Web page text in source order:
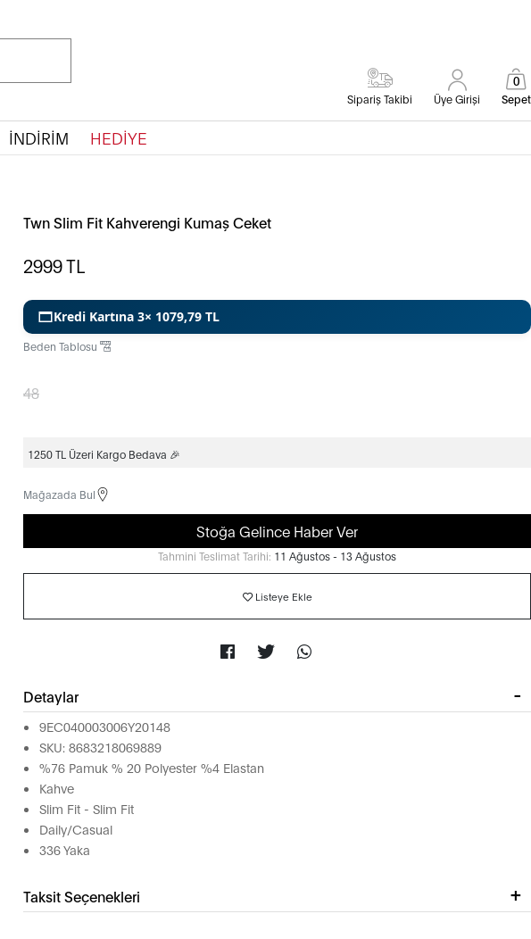
Sipariş Takibi Üye Girişi Sepet
0
İNDİRİM HEDİYE
Twn Slim Fit Kahverengi Kumaş Ceket
2999TL
Kredi Kartına 3× 1079,79 TL
Beden Tablosu
48
1250 TL Üzeri Kargo Bedava 🎉
Mağazada Bul
Stoğa Gelince Haber Ver
Tahmini Teslimat Tarihi: 11 Ağustos - 13 Ağustos
Listeye Ekle
Detaylar
9EC040003006Y20148
SKU: 8683218069889
%76 Pamuk % 20 Polyester %4 Elastan
Kahve
Slim Fit - Slim Fit
Daily/Casual
336 Yaka
Taksit Seçenekleri